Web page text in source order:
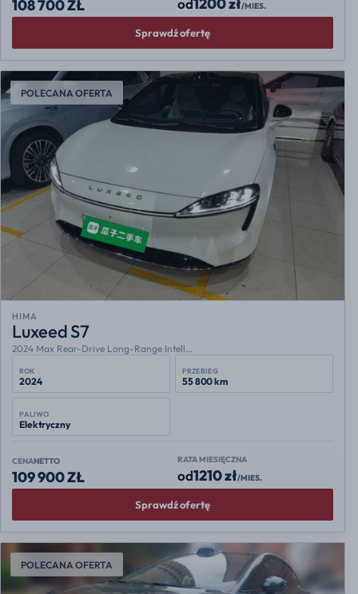
108 700 ZŁ od1200 zł/MIES.
Sprawdź ofertę
POLECANA OFERTA
HIMA
Luxeed S7
2024 Max Rear-Drive Long-Range Intell...
ROK
2024
PRZEBIEG
55 800 km
PALIWO
Elektryczny
CENANETTO
109 900 ZŁ
RATA MIESIĘCZNA
od1210 zł/MIES.
Sprawdź ofertę
POLECANA OFERTA